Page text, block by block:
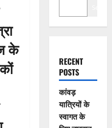
के
RECENT
POSTS
कांवड़
यात्रियों के
स्वागत के